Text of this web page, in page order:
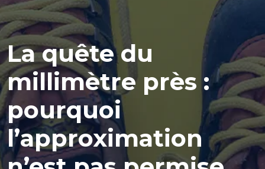
La quête du
millimètre près :
pourquoi
l’approximation